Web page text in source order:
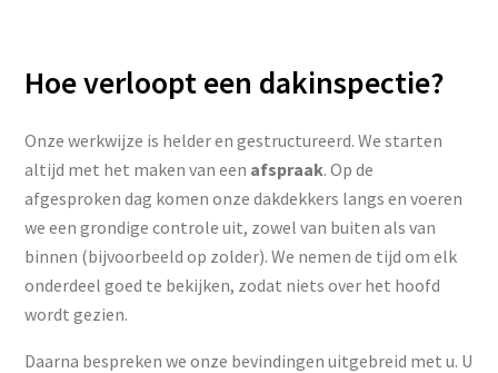
Hoe verloopt een dakinspectie?
Onze werkwijze is helder en gestructureerd. We starten
altijd met het maken van een afspraak. Op de
afgesproken dag komen onze dakdekkers langs en voeren
we een grondige controle uit, zowel van buiten als van
binnen (bijvoorbeeld op zolder). We nemen de tijd om elk
onderdeel goed te bekijken, zodat niets over het hoofd
wordt gezien.
Daarna bespreken we onze bevindingen uitgebreid met u. U